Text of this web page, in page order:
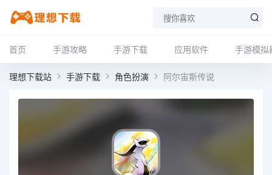
首页 手游攻略 手游下载 应用软件 手游模拟
理想下载站 手游下载 角色扮演 阿尔宙斯传说